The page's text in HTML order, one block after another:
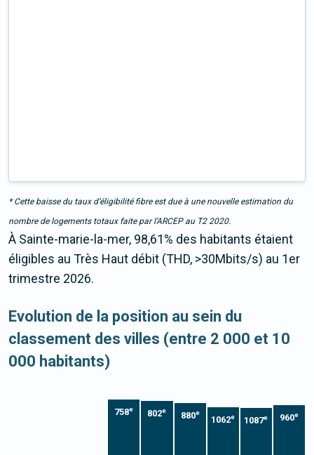
* Cette baisse du taux d’éligibilité fibre est due à une nouvelle estimation du
nombre de logements totaux faite par l’ARCEP au T2 2020.
À Sainte-marie-la-mer, 98,61% des habitants étaient
éligibles au Très Haut débit (THD, >30Mbits/s) au 1er
trimestre 2026.
Evolution de la position au sein du
classement des villes (entre 2 000 et 10
000 habitants)
758e 802e 880e
1062e 1087e 960e